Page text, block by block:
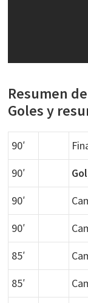
Resumen
Goles y
90′
90′
90′
90′
85′
85′